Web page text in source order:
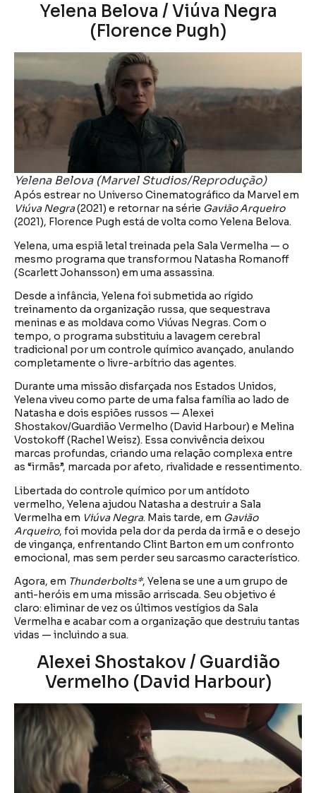
Yelena Belova / Viúva Negra
(Florence Pugh)
Yelena Belova (Marvel Studios/Reprodução)
Após estrear no Universo Cinematográfico da Marvel em
Viúva Negra(2021) e retornar na série Gavião Arqueiro
(2021), Florence Pugh está de volta como Yelena Belova.
Yelena, uma espiã letal treinada pela Sala Vermelha — o
mesmo programa que transformou Natasha Romanoff
(Scarlett Johansson) em uma assassina.
Desde a infância, Yelena foi submetida ao rígido
treinamento da organização russa, que sequestrava
meninas e as moldava como Viúvas Negras. Com o
tempo, o programa substituiu a lavagem cerebral
tradicional por um controle químico avançado, anulando
completamente o livre-arbítrio das agentes.
Durante uma missão disfarçada nos Estados Unidos,
Yelena viveu como parte de uma falsa família ao lado de
Natasha e dois espiões russos — Alexei
Shostakov/Guardião Vermelho (David Harbour) e Melina
Vostokoff (Rachel Weisz). Essa convivência deixou
marcas profundas, criando uma relação complexa entre
as “irmãs”, marcada por afeto, rivalidade e ressentimento.
Libertada do controle químico por um antídoto
vermelho, Yelena ajudou Natasha a destruir a Sala
Vermelha em Viúva Negra. Mais tarde, em Gavião
Arqueiro, foi movida pela dor da perda da irmã e o desejo
de vingança, enfrentando Clint Barton em um confronto
emocional, mas sem perder seu sarcasmo característico.
Agora, em Thunderbolts*, Yelena se une a um grupo de
anti-heróis em uma missão arriscada. Seu objetivo é
claro: eliminar de vez os últimos vestígios da Sala
Vermelha e acabar com a organização que destruiu tantas
vidas — incluindo a sua.
Alexei Shostakov / Guardião
Vermelho (David Harbour)